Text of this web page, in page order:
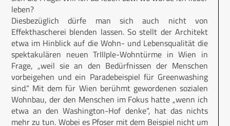
leben?
Diesbezüglich dürfe man sich auch nicht von
Effekthascherei blenden lassen. So stellt der Architekt
etwa im Hinblick auf die Wohn- und Lebensqualität die
spektakulären neuen TrIIIple-Wohntürme in Wien in
Frage, „weil sie an den Bedürfnissen der Menschen
vorbeigehen und ein Paradebeispiel für Greenwashing
sind.“ Mit dem für Wien berühmt gewordenen sozialen
Wohnbau, der den Menschen im Fokus hatte „wenn ich
etwa an den Washington-Hof denke“, hat das nichts
mehr zu tun. Wobei es Pfoser mit dem Beispiel nicht um